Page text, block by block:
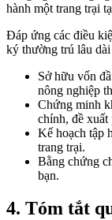
hành một trang trại
Đáp ứng các điều
ký thường trú lâu
Sở hữu vốn
nông nghiệp
Chứng minh
chính, đề xuất
Kế hoạch tập
trang trại.
Bằng chứng
bạn.
4. Tóm tắt